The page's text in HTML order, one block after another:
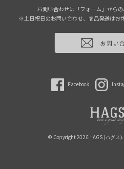
お問い合わせは「フォーム」からの
※土日祝日のお問い合わせ、商品発送はお
お問い
Facebook
© Copyright 2026 HAGS (ハグス